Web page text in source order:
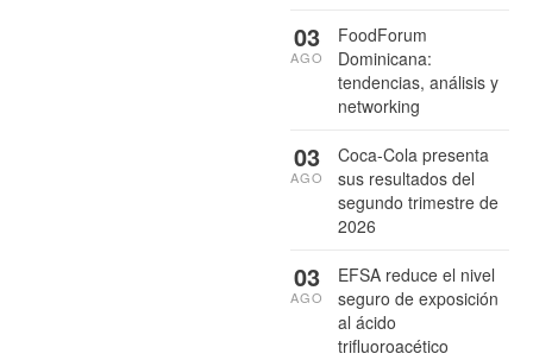
FoodForum
Dominicana:
tendencias, análisis y
networking
03
AGO
Coca-Cola presenta
sus resultados del
segundo trimestre de
2026
03
AGO
EFSA reduce el nivel
seguro de exposición
al ácido
trifluoroacético
03
AGO